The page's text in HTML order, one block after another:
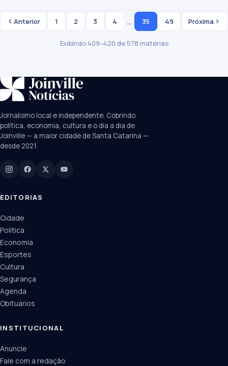
Anterior 1 2 3 4 … 35 49 Próxima
Exibindo 409–420 de 578 matérias
SUGESTÕES: JEC
Câmara
UPA Sul
Manchetes, colunistas e editorias do JN
Jornalismo local e independente. Cobrindo
política, economia, cultura e o dia a dia de
Joinville — a maior cidade de Santa Catarina —
desde 2021.
EDITORIAS
Cidade
Política
Economia
Esportes
Cultura
Segurança
Agenda
Obituários
INSTITUCIONAL
Anuncie
Fale com a redação